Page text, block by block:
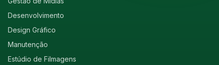
Desenvolvimento
Design Gráfico
Manutenção
Estúdio de Filmagens